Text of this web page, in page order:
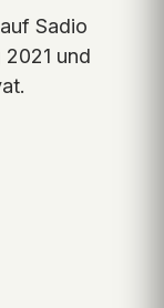
Sadio
und